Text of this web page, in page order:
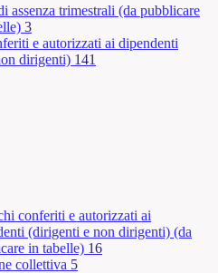
assenza trimestrali (da pubblicare
3
e autorizzati ai dipendenti
dirigenti) 141
conferiti e autorizzati ai
(dirigenti e non dirigenti) (da
in tabelle) 16
collettiva 5